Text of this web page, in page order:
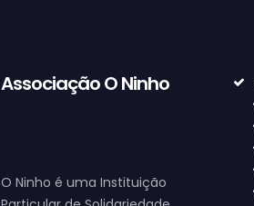
Associação O Ninho
O Ninho é uma Instituição